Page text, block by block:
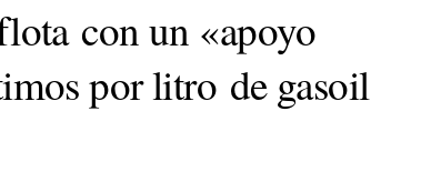
con un «apoyo
por litro de gasoil